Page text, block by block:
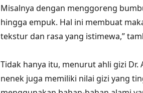
Misalnya dengan menggoreng
hingga empuk. Hal ini membuat
tekstur dan rasa yang istimewa,”
Tidak hanya itu, menurut ahli gizi
nenek juga memiliki nilai gizi yang